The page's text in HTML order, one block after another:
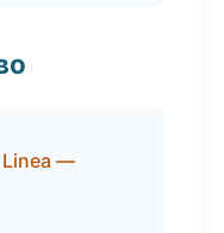
Linea —